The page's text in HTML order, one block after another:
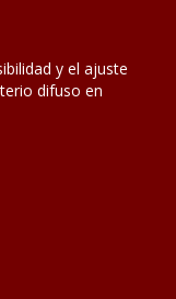
y el ajuste
difuso en